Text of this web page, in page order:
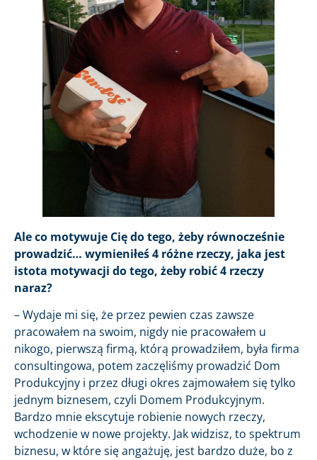
Ale co motywuje Cię do tego, żeby równocześnie
prowadzić… wymieniłeś 4 różne rzeczy, jaka jest
istota motywacji do tego, żeby robić 4 rzeczy
naraz?
– Wydaje mi się, że przez pewien czas zawsze
pracowałem na swoim, nigdy nie pracowałem u
nikogo, pierwszą firmą, którą prowadziłem, była firma
consultingowa, potem zaczęliśmy prowadzić Dom
Produkcyjny i przez długi okres zajmowałem się tylko
jednym biznesem, czyli Domem Produkcyjnym.
Bardzo mnie ekscytuje robienie nowych rzeczy,
wchodzenie w nowe projekty. Jak widzisz, to spektrum
biznesu, w które się angażuję, jest bardzo duże, bo z